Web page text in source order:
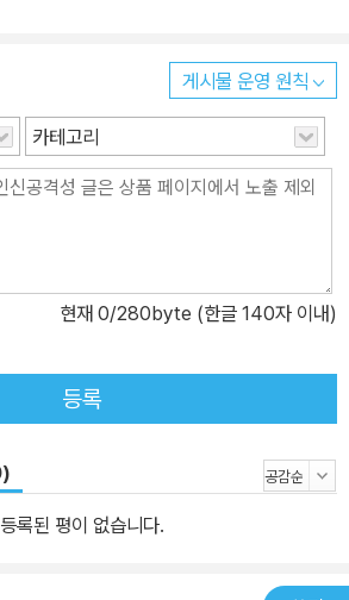
게시물 운영 원칙
카테고리
현재 0/280byte (한글 140자 이내)
등록
등록된 평이 없습니다.